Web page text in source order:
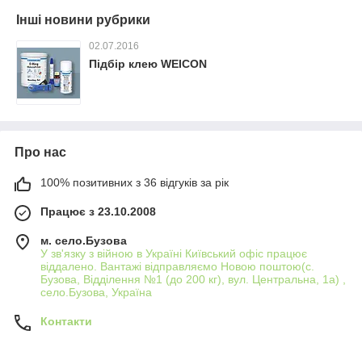
Інші новини рубрики
02.07.2016
Підбір клею WEICON
Про нас
100% позитивних з 36 відгуків за рік
Працює з 23.10.2008
м. село.Бузова
У зв'язку з війною в Україні Київський офіс працює
віддалено. Вантажі відправляємо Новою поштою(с.
Бузова, Відділення №1 (до 200 кг), вул. Центральна, 1а) ,
село.Бузова, Україна
Контакти